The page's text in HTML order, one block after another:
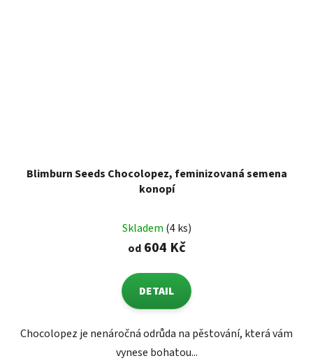
Blimburn Seeds Chocolopez, feminizovaná semena
konopí
Skladem (4 ks)
od604 Kč
DETAIL
Chocolopez je nenáročná odrůda na pěstování, která vám
vynese bohatou...